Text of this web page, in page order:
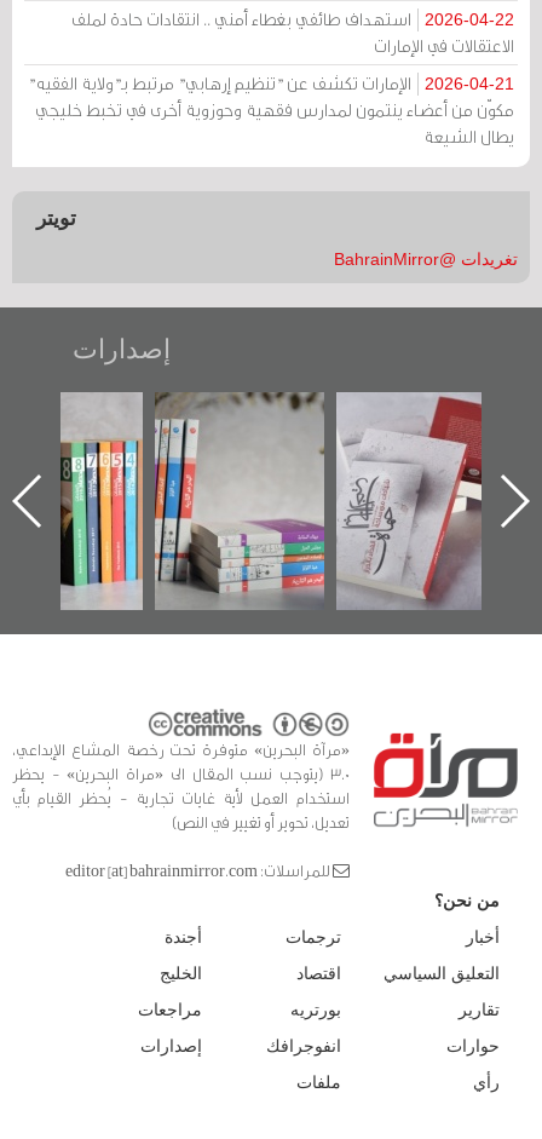
2026-04-22
استهداف طائفي بغطاء أمني .. انتقادات حادة لملف
الاعتقالات في الإمارات
2026-04-21
الإمارات تكشف عن "تنظيم إرهابي" مرتبط بـ"ولاية الفقيه"
مكوّن من أعضاء ينتمون لمدارس فقهية وحوزوية أخرى في تخبط خليجي
يطال الشيعة
تويتر
تغريدات @BahrainMirror
إصدارات
الأخير":
عن
ساحة
أوال
والتوثيق
تصنيف موضوعي
للوثائق البريطانية
يقدمه «مركز أوال»
كتب
"مرآة البحرين"
تصدر حصاد
الساحات 2019
عسكري
«مرآة
«مرآة البحرين» متوفرة تحت رخصة المشاع الإبداعي،
3.0 (يتوجب نسب المقال الى «مراة البحرين» - يحظر
استخدام العمل لأية غايات تجارية - يُحظر القيام بأي
تعديل، تحوير أو تغيير في النص)
للمراسلات: editor [at] bahrainmirror.com
من نحن؟
أخبار
التعليق السياسي
تقارير
حوارات
رأي
ترجمات
اقتصاد
بورتريه
انفوجرافك
ملفات
أجندة
الخليج
مراجعات
إصدارات